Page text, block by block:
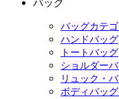
バッグ
バッグカテ
ハンドバッグ
トートバッグ
ショルダー
リュック・
ボディバッ